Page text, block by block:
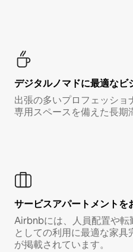
デジタルノマド⁠に最⁠適⁠なビ⁠
出張の多いプロフェッシ
専用スペースを備えた長期
サービスアパートメントを
Airbnbには、人員配置や転
としての利用に最適な家具
が掲載されています。